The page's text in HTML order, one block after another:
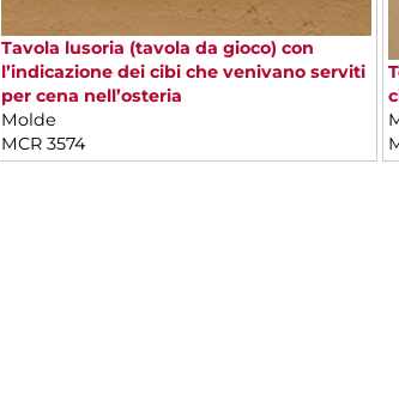
Tavola lusoria (tavola da gioco) con
l’indicazione dei cibi che venivano serviti
per cena nell’osteria
Molde
MCR 3574